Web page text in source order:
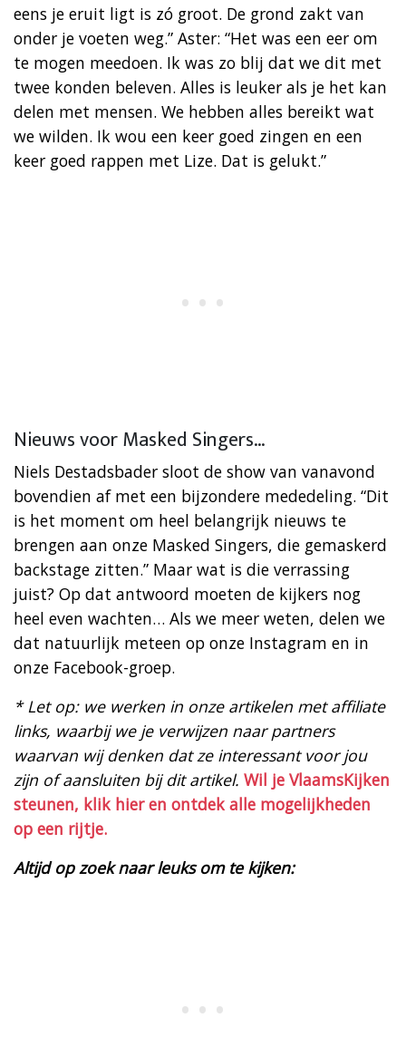
eens je eruit ligt is zó groot. De grond zakt van
onder je voeten weg.” Aster: “Het was een eer om
te mogen meedoen. Ik was zo blij dat we dit met
twee konden beleven. Alles is leuker als je het kan
delen met mensen. We hebben alles bereikt wat
we wilden. Ik wou een keer goed zingen en een
keer goed rappen met Lize. Dat is gelukt.”
Nieuws voor Masked Singers…
Niels Destadsbader sloot de show van vanavond
bovendien af met een bijzondere mededeling. “Dit
is het moment om heel belangrijk nieuws te
brengen aan onze Masked Singers, die gemaskerd
backstage zitten.” Maar wat is die verrassing
juist? Op dat antwoord moeten de kijkers nog
heel even wachten… Als we meer weten, delen we
dat natuurlijk meteen op onze Instagram en in
onze Facebook-groep.
* Let op: we werken in onze artikelen met affiliate
links, waarbij we je verwijzen naar partners
waarvan wij denken dat ze interessant voor jou
zijn of aansluiten bij dit artikel. Wil je VlaamsKijken
steunen, klik hier en ontdek alle mogelijkheden
op een rijtje.
Altijd op zoek naar leuks om te kijken: